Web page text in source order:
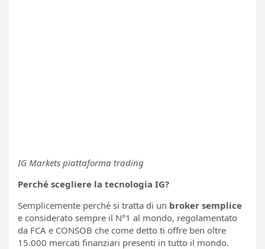
IG Markets piattaforma trading
Perché scegliere la tecnologia IG?
Semplicemente perché si tratta di un broker semplice
e considerato sempre il N°1 al mondo, regolamentato
da FCA e CONSOB che come detto ti offre ben oltre
15.000 mercati finanziari presenti in tutto il mondo.